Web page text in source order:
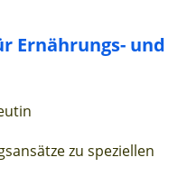
Ernährungs- und
zu speziellen